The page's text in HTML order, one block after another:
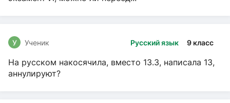
Русский язык 9 класс
У Ученик
На русском накосячила, вместо 13.3, написала 13,
аннулируют?